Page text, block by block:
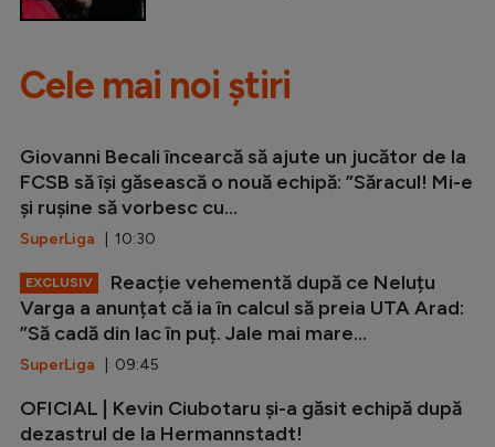
Cele mai noi știri
Giovanni Becali încearcă să ajute un jucător de la
FCSB să își găsească o nouă echipă: ”Săracul! Mi-e
și rușine să vorbesc cu...
SuperLiga | 10:30
EXCLUSIV
Reacție vehementă după ce Neluțu
Varga a anunțat că ia în calcul să preia UTA Arad:
”Să cadă din lac în puț. Jale mai mare...
SuperLiga | 09:45
OFICIAL | Kevin Ciubotaru și-a găsit echipă după
dezastrul de la Hermannstadt!